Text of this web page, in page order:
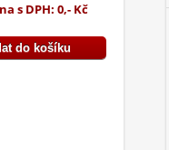
s DPH: 0,- Kč